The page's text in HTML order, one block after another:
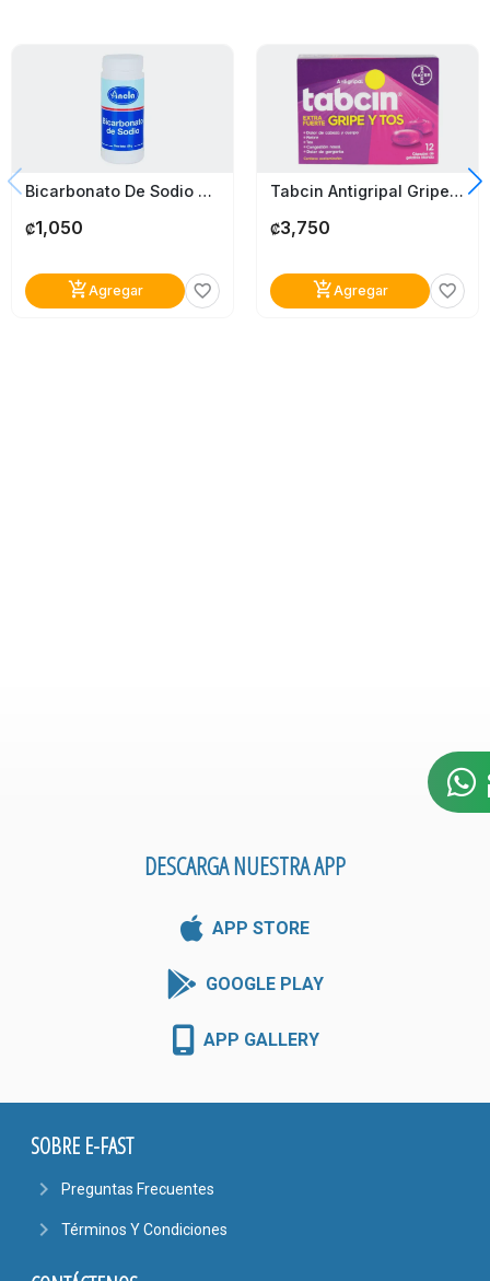
Bicarbonato De Sodio Ancla 120G
₡1,050
add_shopping_cartAgregar favorite_border
Tabcin Antigripal Gripe Y Tos Liqui-Gels Bayer
₡3,750
add_shopping_cartAgregar favorite_border
DESCARGA NUESTRA APP
APP STORE
GOOGLE PLAY
APP GALLERY
SOBRE E-FAST
navigate_next Preguntas Frecuentes
navigate_next Términos Y Condiciones